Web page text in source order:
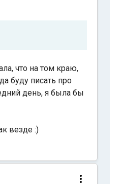
что на том краю,
буду писать про
день, я была бы
везде :)